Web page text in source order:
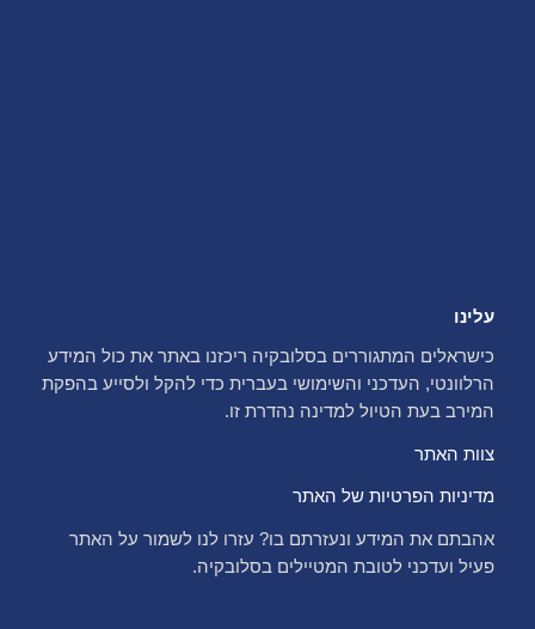
עלינו
כישראלים המתגוררים בסלובקיה ריכזנו באתר את כול המידע
הרלוונטי, העדכני והשימושי בעברית כדי להקל ולסייע בהפקת
המירב בעת הטיול למדינה נהדרת זו.
צוות האתר
מדיניות הפרטיות של האתר
אהבתם את המידע ונעזרתם בו? עזרו לנו לשמור על האתר
פעיל ועדכני לטובת המטיילים בסלובקיה.